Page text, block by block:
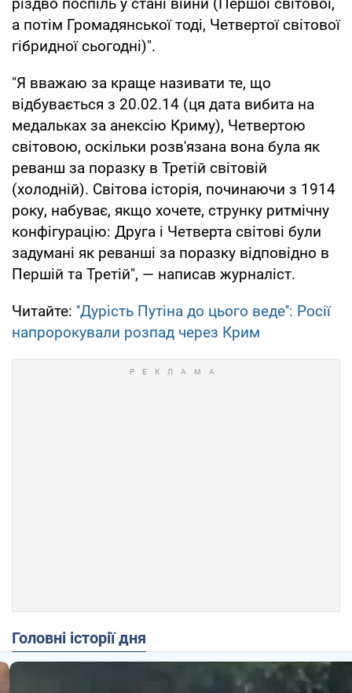
а потім Громадянської тоді, Четвертої світової
гібридної сьогодні)".
"Я вважаю за краще називати те, що
відбувається з 20.02.14 (ця дата вибита на
медальках за анексію Криму), Четвертою
світовою, оскільки розв'язана вона була як
реванш за поразку в Третій світовій
(холодній). Світова історія, починаючи з 1914
року, набуває, якщо хочете, струнку ритмічну
конфігурацію: Друга і Четверта світові були
задумані як реванші за поразку відповідно в
Першій та Третій", — написав журналіст.
Читайте: ''Дурість Путіна до цього веде'': Росії
напророкували розпад через Крим
Головні історії дня